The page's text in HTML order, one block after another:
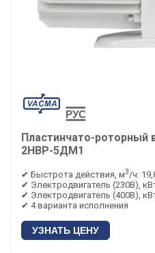
Пластинчато-роторный
2НВР-5ДМ1
✔ Быстрота действия, м3/ч:
✔ Электродвигатель (230В),
✔ Электродвигатель (400В),
✔ 4 варианта исполнения
УЗНАТЬ ЦЕНУ